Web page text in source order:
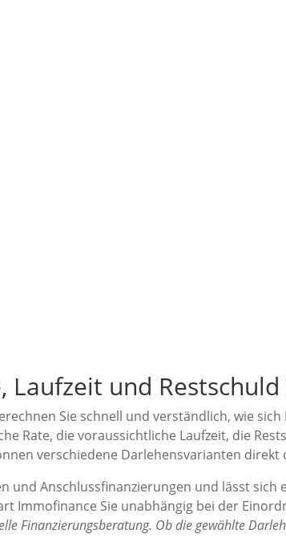
und
Sie schnell und verständlich, wie
Rate, die voraussichtliche Laufzeit, die
verschiedene Darlehensvarianten direkt
und Anschlussfinanzierungen und lässt
Immofinance Sie unabhängig bei der
Finanzierungsberatung. Ob die gewählte